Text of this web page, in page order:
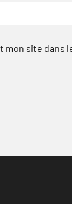
site dans